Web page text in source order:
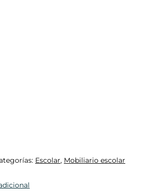
Escolar, Mobiliario escolar